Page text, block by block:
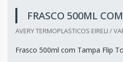
FRASCO 500ML
AVERY TERMOPLASTICOS EIRELI /
Frasco 500ml com Tampa Flip